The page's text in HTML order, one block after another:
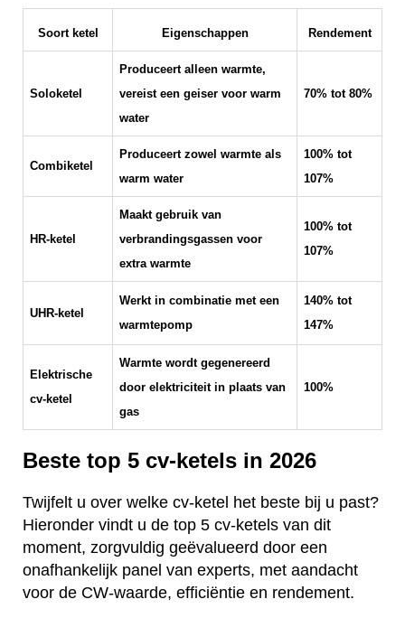
Soort ketel Eigenschappen Rendement
Soloketel
Produceert alleen warmte,
vereist een geiser voor warm
water
70% tot 80%
Combiketel
Produceert zowel warmte als
warm water
100% tot
107%
HR-ketel
Maakt gebruik van
verbrandingsgassen voor
extra warmte
100% tot
107%
UHR-ketel
Werkt in combinatie met een
warmtepomp
140% tot
147%
Elektrische
cv-ketel
Warmte wordt gegenereerd
door elektriciteit in plaats van
gas
100%
Beste top 5 cv-ketels in 2026
Twijfelt u over welke cv-ketel het beste bij u past?
Hieronder vindt u de top 5 cv-ketels van dit
moment, zorgvuldig geëvalueerd door een
onafhankelijk panel van experts, met aandacht
voor de CW-waarde, efficiëntie en rendement.